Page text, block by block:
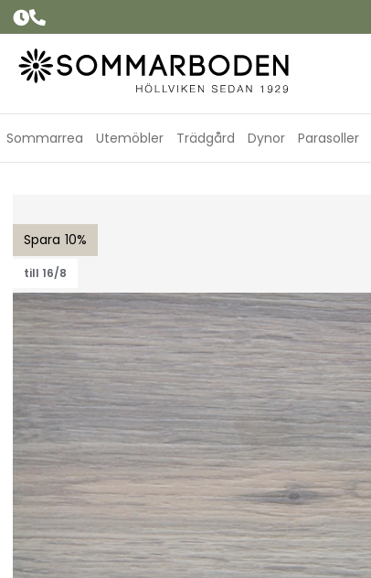
Sommarrea Utemöbler Trädgård Dynor Parasoller
10
till 16/8